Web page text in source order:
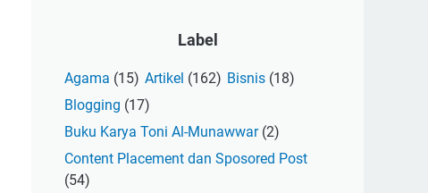
Label
Agama (15) Artikel (162) Bisnis (18)
Blogging (17)
Buku Karya Toni Al-Munawwar (2)
Content Placement dan Sposored Post
(54)